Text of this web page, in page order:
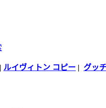
| ルイヴィトン コピー | グッ